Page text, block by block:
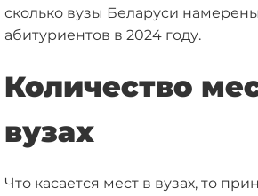
сколько вузы Беларуси
абитуриентов в 2024 году.
Количество
вузах
Что касается мест в вузах, то